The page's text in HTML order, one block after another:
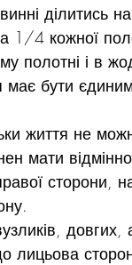
ділитись
1/4 кожної
полотні і в
має бути
життя не
мати
сторони,
лицьова